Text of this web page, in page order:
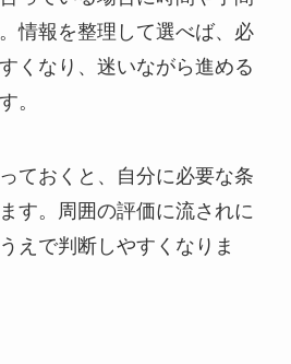
情報を整理して選べば、必
くなり、迷いながら進める
。
ておくと、自分に必要な条
す。周囲の評価に流されに
えで判断しやすくなりま